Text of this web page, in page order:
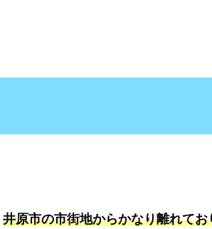
井原市の市街地からかなり離れて